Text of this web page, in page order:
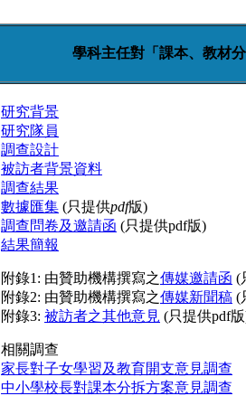
學科主任對「課本、教材
研究背景
研究隊員
調查設計
被訪者背景資料
調查結果
數據匯集 (只提供pdf版)
調查問卷及邀請函 (只提供pdf版)
結果簡報
附錄1: 由贊助機構撰寫之傳媒邀請函 (
附錄2: 由贊助機構撰寫之傳媒新聞稿 (
附錄3: 被訪者之其他意見 (只提供pdf
相關調查
家長對子女學習及教育開支意見調查
中小學校長對課本分拆方案意見調查